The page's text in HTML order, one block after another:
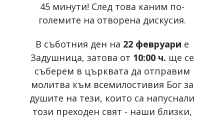
45 минути! След това каним по-
големите на отворена дискусия.
В съботния ден на 22 февруари е
Задушница, затова от 10:00 ч. ще се
съберем в църквата да отправим
молитва към всемилостивия Бог за
душите на тези, които са напуснали
този преходен свят - наши близки,